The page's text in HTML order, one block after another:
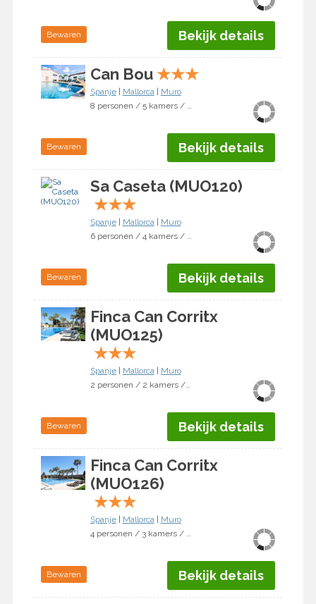
Bewaren Bekijk details
Can Bou ★★★
Spanje| Mallorca| Muro
8 personen / 5 kamers / 4 slaapkamers
Bewaren Bekijk details
Sa Caseta (MUO120)
★★★
Spanje| Mallorca| Muro
6 personen / 4 kamers / 3 slaapkamers
Bewaren Bekijk details
Finca Can Corritx
(MUO125)
★★★
Spanje| Mallorca| Muro
2 personen / 2 kamers / 1 slaapkamer
Bewaren Bekijk details
Finca Can Corritx
(MUO126)
★★★
Spanje| Mallorca| Muro
4 personen / 3 kamers / 2 slaapkamers
Bewaren Bekijk details